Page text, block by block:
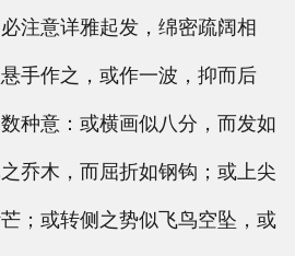
注意详雅起发，绵密疏阔相
手作之，或作一波，抑而后
种意：或横画似八分，而发如
乔木，而屈折如钢钩；或上尖
；或转侧之势似飞鸟空坠，或